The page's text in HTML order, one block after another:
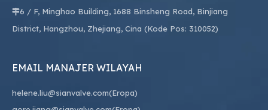
6 / F, Minghao Building, 1688 Binsheng Road, Binjiang
District, Hangzhou, Zhejiang, Cina (Kode Pos: 310052)
EMAIL MANAJER WILAYAH
helene.liu@sianvalve.com(Eropa)